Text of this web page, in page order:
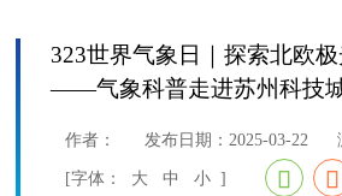
323世界气象日｜探索北欧
——气象科普走进苏州科技
作者： 发布日期：2025-03-22
[字体：
大 中 小 ]